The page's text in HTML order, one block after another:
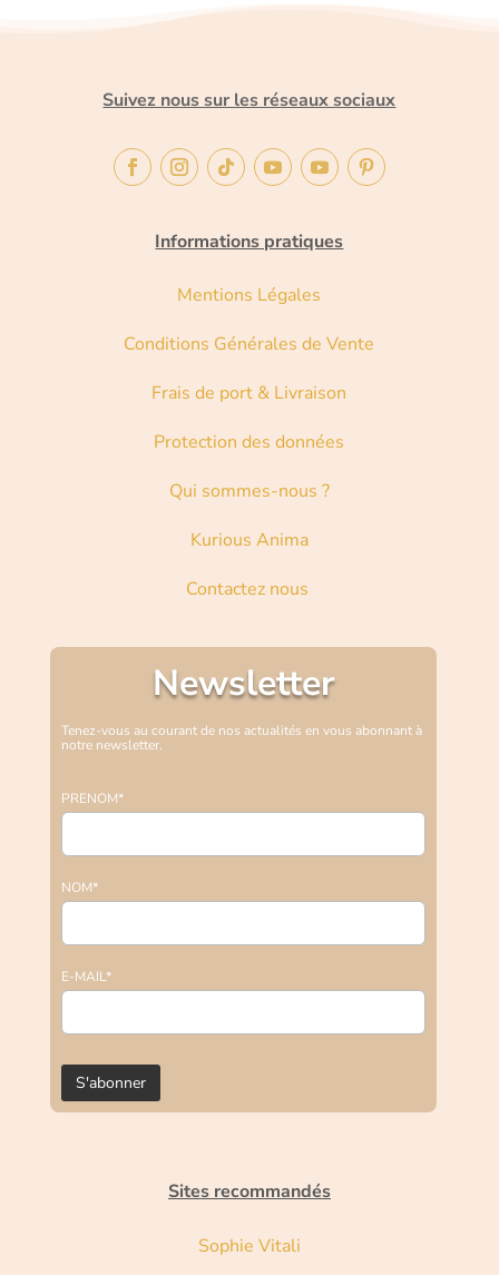
Suivez nous sur les réseaux sociaux
Informations pratiques
Mentions Légales
Conditions Générales de Vente
Frais de port & Livraison
Protection des données
Qui sommes-nous ?
Kurious Anima
Contactez nous
Newsletter
Tenez-vous au courant de nos actualités en vous abonnant à
notre newsletter.
PRENOM*
NOM*
E-MAIL*
Sites recommandés
Sophie Vitali